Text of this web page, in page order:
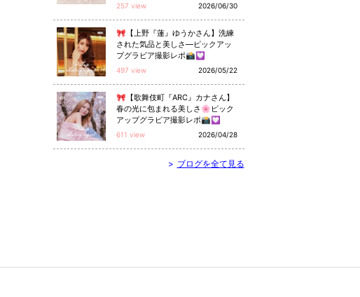
257 view 2026/06/30
🎀【上野『蓮』ゆうかさん】洗練
された気品と美しさ—ピックアッ
プグラビア撮影レポ📸💟
497 view 2026/05/22
🎀【歌舞伎町『ARC』カナさん】
春の光に包まれる美しさ🌸ピック
アップグラビア撮影レポ📸💟
611 view 2026/04/28
> ブログを全て見る